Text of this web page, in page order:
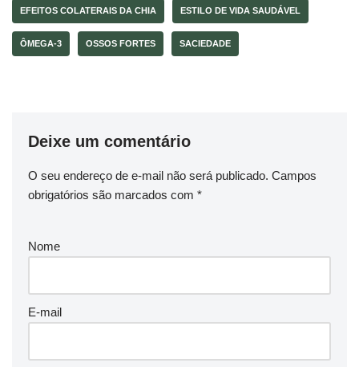
EFEITOS COLATERAIS DA CHIA ESTILO DE VIDA SAUDÁVEL
ÔMEGA-3 OSSOS FORTES SACIEDADE
Deixe um comentário
O seu endereço de e-mail não será publicado. Campos
obrigatórios são marcados com *
Nome
E-mail